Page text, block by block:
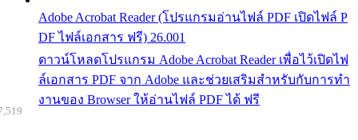
Adobe Acrobat Reader (โปรแกรมอ่านไฟล์ PDF เปิดไฟล์ P
DF ไฟล์เอกสาร ฟรี) 26.001
ดาวน์โหลดโปรแกรม Adobe Acrobat Reader เพื่อไว้เปิดไฟ
ล์เอกสาร PDF จาก Adobe และช่วยเสริมสำหรับกับการทำ
งานของ Browser ให้อ่านไฟล์ PDF ได้ ฟรี